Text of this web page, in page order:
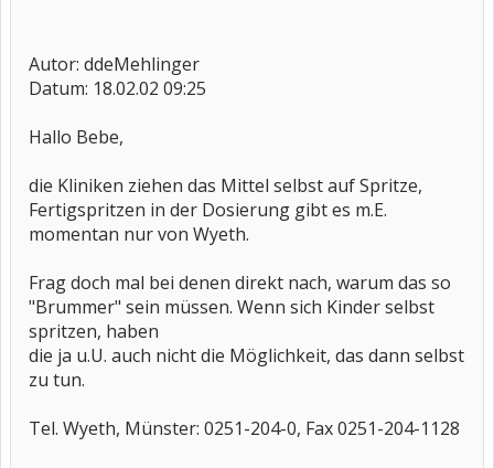
Autor: ddeMehlinger
Datum: 18.02.02 09:25
Hallo Bebe,
die Kliniken ziehen das Mittel selbst auf Spritze,
Fertigspritzen in der Dosierung gibt es m.E.
momentan nur von Wyeth.
Frag doch mal bei denen direkt nach, warum das so
"Brummer" sein müssen. Wenn sich Kinder selbst
spritzen, haben
die ja u.U. auch nicht die Möglichkeit, das dann selbst
zu tun.
Tel. Wyeth, Münster: 0251-204-0, Fax 0251-204-1128